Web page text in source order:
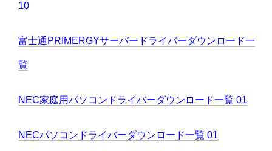
10
富士通PRIMERGYサーバードライバーダウンロード一
覧
NEC家庭用パソコンドライバーダウンロード一覧 01
NECパソコンドライバーダウンロード一覧 01